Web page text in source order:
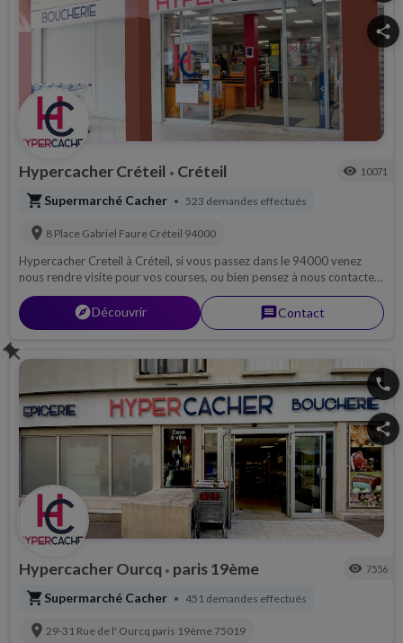
share
Hypercacher Créteil • Créteil visibility 10071
shopping_cartSupermarché Cacher • 523 demandes effectués
location_on 8 Place Gabriel Faure Créteil 94000
Hypercacher Creteil à Créteil, si vous passez dans le 94000 venez
nous rendre visite pour vos courses, ou bien pensez à nous contacter
par téléphone pour découvrir notre magasin, ou pour une livraison si
possible sur 94...
explorerDécouvrir messageContact
phone
share
Hypercacher Ourcq • paris 19ème visibility 7556
shopping_cartSupermarché Cacher • 451 demandes effectués
location_on 29-31 Rue de l' Ourcq paris 19ème 75019